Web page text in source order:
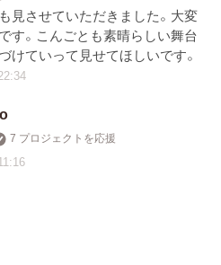
見させていただきました。大変
す。こんごとも素晴らしい舞台
けていって見せてほしいです。
7 プロジェクトを応援